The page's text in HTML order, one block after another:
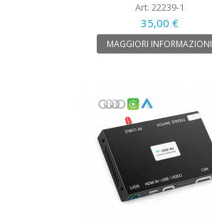
Art. 22239-1
35,00 €
MAGGIORI INFORMAZIONI